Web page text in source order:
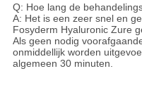
Q: Hoe lang de
A: Het is een zeer snel en
Fosyderm Hyaluronic Zure
Als geen nodig
onmiddellijk worden
algemeen 30 minuten.